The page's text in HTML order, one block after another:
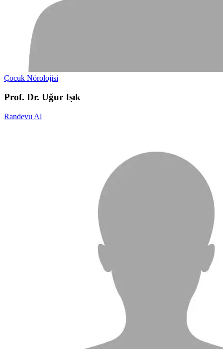
Çocuk Nörolojisi
Prof. Dr. Uğur Işık
Randevu Al